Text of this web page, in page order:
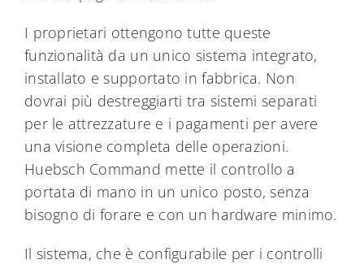
I proprietari ottengono tutte queste
funzionalità da un unico sistema integrato,
installato e supportato in fabbrica. Non
dovrai più destreggiarti tra sistemi separati
per le attrezzature e i pagamenti per avere
una visione completa delle operazioni.
Huebsch Command mette il controllo a
portata di mano in un unico posto, senza
bisogno di forare e con un hardware minimo.
Il sistema, che è configurabile per i controlli